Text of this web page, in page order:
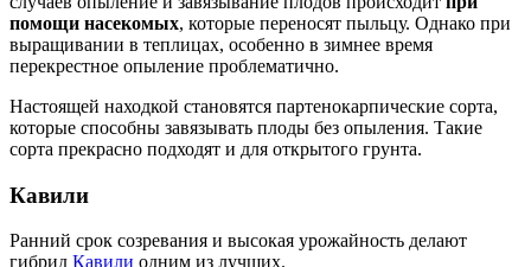
помощи насекомых, которые переносят пыльцу. Однако при
выращивании в теплицах, особенно в зимнее время
перекрестное опыление проблематично.
Настоящей находкой становятся партенокарпические сорта,
которые способны завязывать плоды без опыления. Такие
сорта прекрасно подходят и для открытого грунта.
Кавили
Ранний срок созревания и высокая урожайность делают
гибрид Кавили одним из лучших.